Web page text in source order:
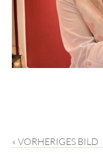
« VORHERIGES BILD